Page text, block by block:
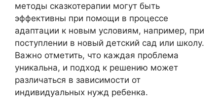
методы сказкотерапии могут быть
эффективны при помощи в процессе
адаптации к новым условиям, например, при
поступлении в новый детский сад или школу.
Важно отметить, что каждая проблема
уникальна, и подход к решению может
различаться в зависимости от
индивидуальных нужд ребенка.